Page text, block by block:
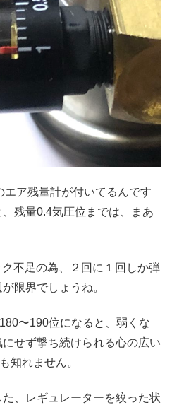
ア残量計が付いてるんです
残量0.4気圧位までは、まあ
不足の為、２回に１回しか弾
限界でしょうね。
〜190位になると、弱くな
せず撃ち続けられる心の広い
知れません。
、レギュレーターを絞った状